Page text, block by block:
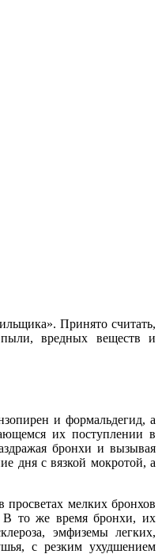
Принято считать,
пыли, вредных веществ и
и формальдегид, а
их поступлении в
бронхи и вызывая
дня с вязкой мокротой, а
просветах мелких бронхов
В то же время бронхи, их
эмфиземы легких,
с резким ухудшением